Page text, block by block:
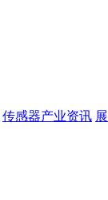
传感器产业资讯